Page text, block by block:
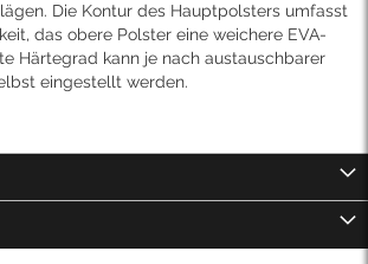
Die Kontur des Hauptpolsters umfasst
das obere Polster eine weichere EVA-
Härtegrad kann je nach austauschbarer
eingestellt werden.